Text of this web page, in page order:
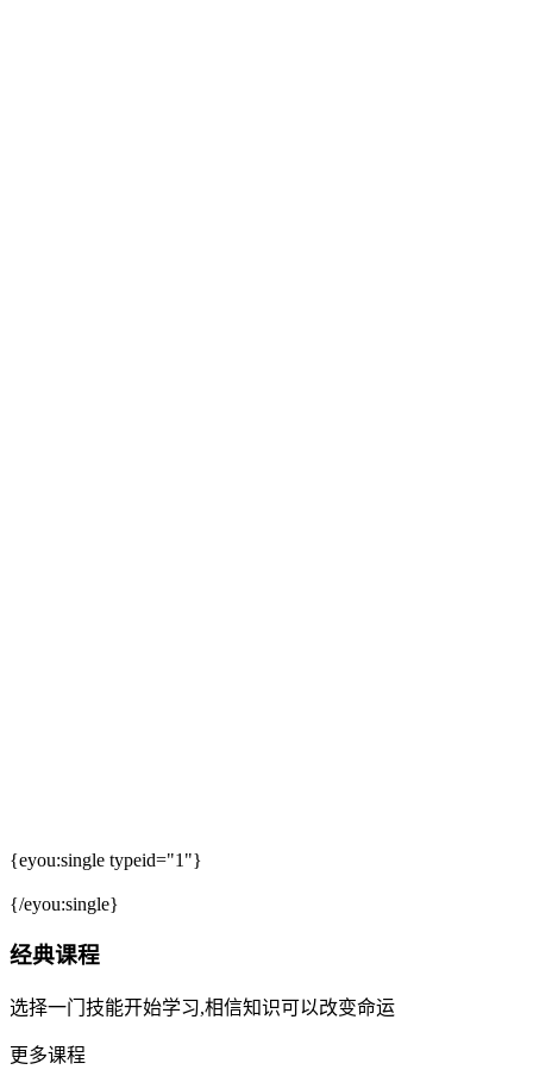
{eyou:single typeid="1"}
{/eyou:single}
经典课程
选择一门技能开始学习,相信知识可以改变命运
更多课程